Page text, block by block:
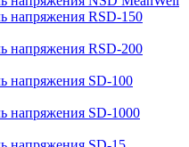
напряжения RSD-150
напряжения RSD-200
напряжения SD-100
напряжения SD-1000